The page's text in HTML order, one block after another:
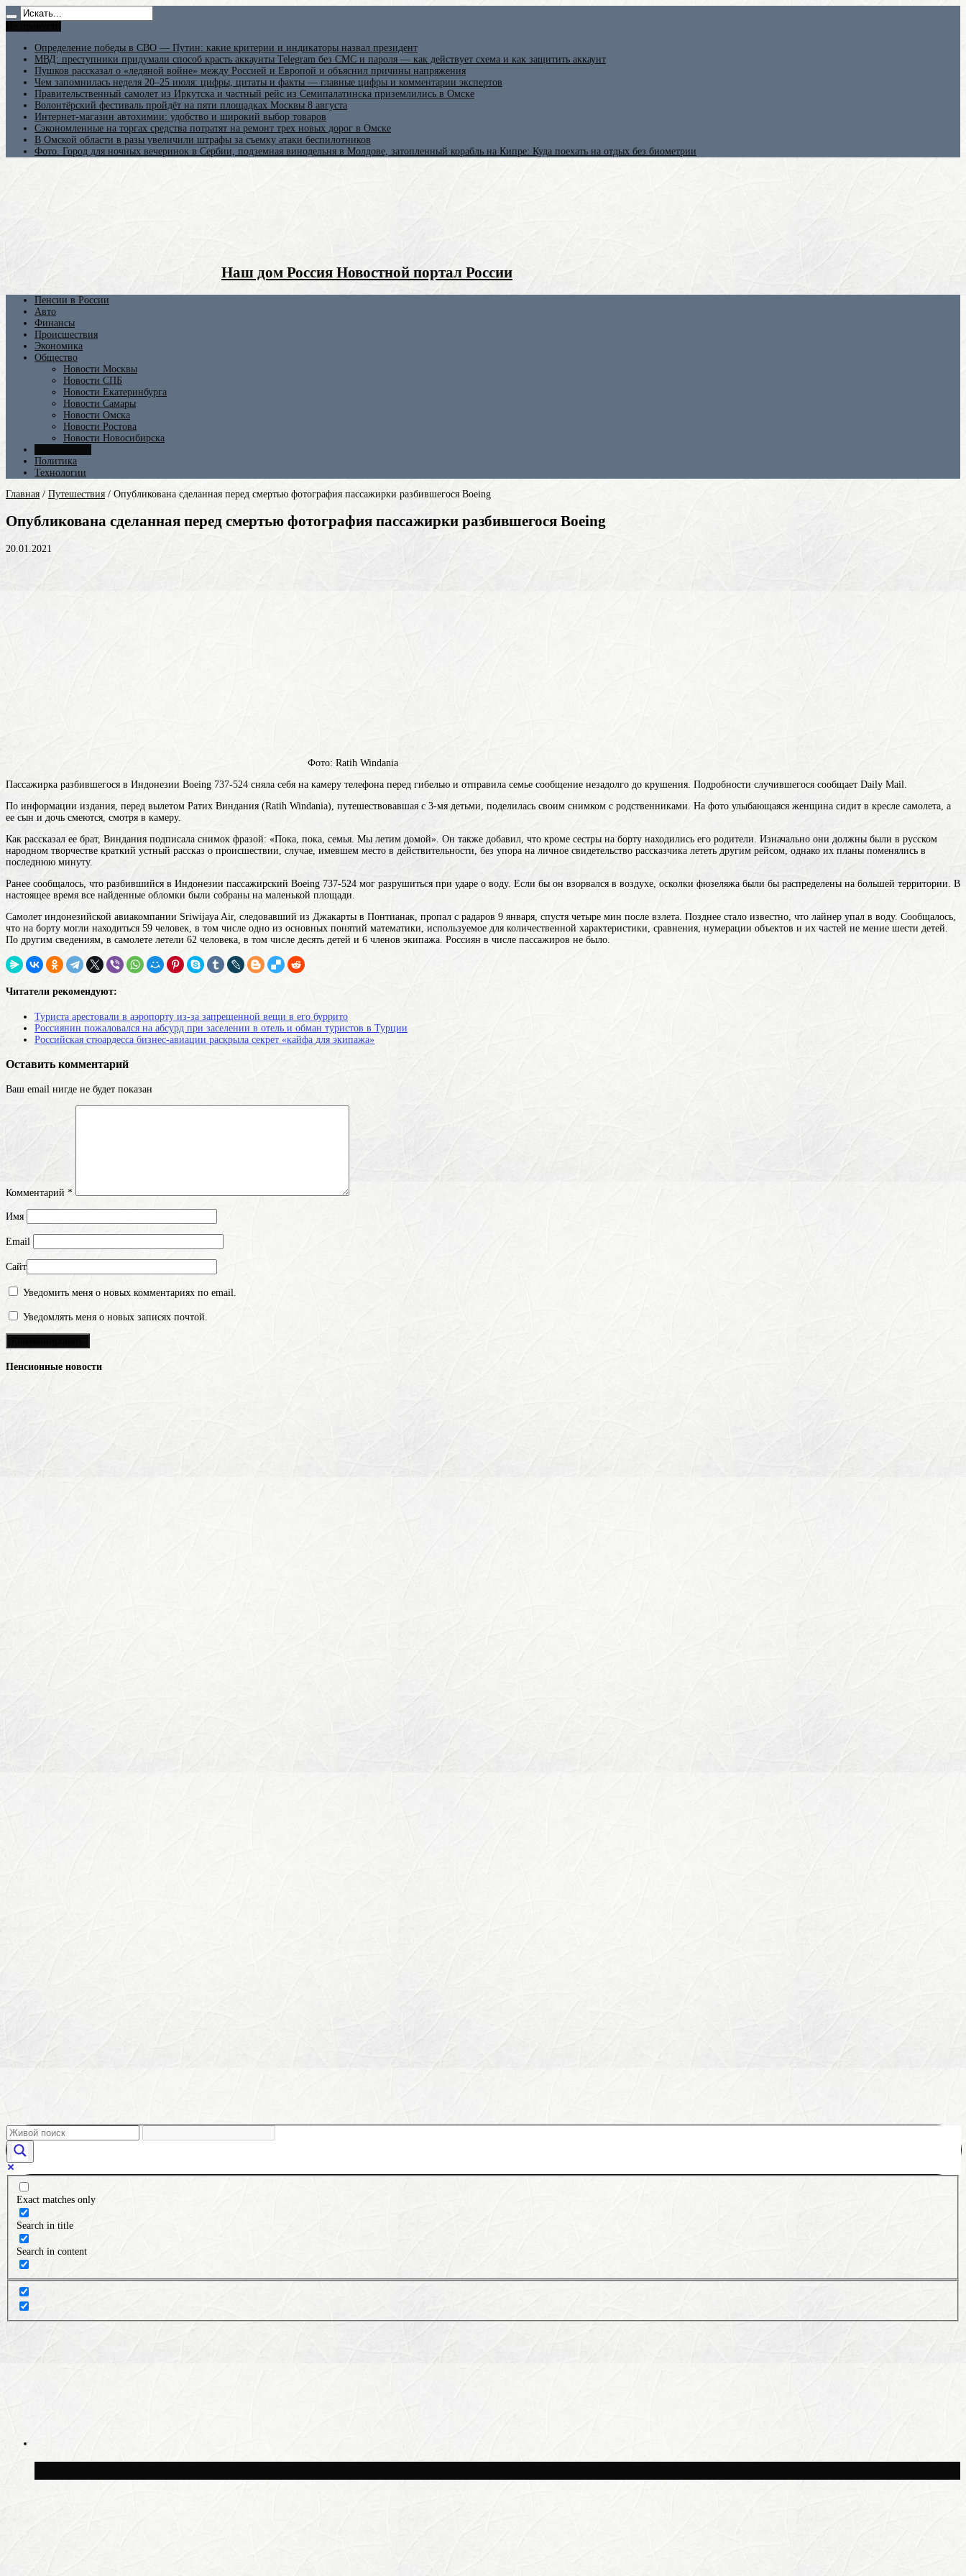
Определение победы в СВО — Путин: какие критерии и индикаторы назвал президент
МВД: преступники придумали способ красть аккаунты Telegram без СМС и пароля — как действует схема и как защитить аккаунт
Пушков рассказал о «ледяной войне» между Россией и Европой и объяснил причины напряжения
Чем запомнилась неделя 20–25 июля: цифры, цитаты и факты — главные цифры и комментарии экспертов
Правительственный самолет из Иркутска и частный рейс из Семипалатинска приземлились в Омске
Волонтёрский фестиваль пройдёт на пяти площадках Москвы 8 августа
Интернет-магазин автохимии: удобство и широкий выбор товаров
Сэкономленные на торгах средства потратят на ремонт трех новых дорог в Омске
В Омской области в разы увеличили штрафы за съемку атаки беспилотников
Фото. Город для ночных вечеринок в Сербии, подземная винодельня в Молдове, затопленный корабль на Кипре: Куда поехать на отдых без биометрии
Наш дом Россия Новостной портал России
Пенсии в России
Авто
Финансы
Происшествия
Экономика
Общество
Новости Москвы
Новости СПБ
Новости Екатеринбурга
Новости Самары
Новости Омска
Новости Ростова
Новости Новосибирска
Политика
Технологии
Главная / Путешествия / Опубликована сделанная перед смертью фотография пассажирки разбившегося Boeing
Опубликована сделанная перед смертью фотография пассажирки разбившегося Boeing
20.01.2021
Фото: Ratih Windania
Пассажирка разбившегося в Индонезии Boeing 737-524 сняла себя на камеру телефона перед гибелью и отправила семье сообщение незадолго до крушения. Подробности случившегося сообщает Daily Mail.
По информации издания, перед вылетом Ратих Виндания (Ratih Windania), путешествовавшая с 3-мя детьми, поделилась своим снимком с родственниками. На фото улыбающаяся женщина сидит в кресле самолета, а
ее сын и дочь смеются, смотря в камеру.
Как рассказал ее брат, Виндания подписала снимок фразой: «Пока, пока, семья. Мы летим домой». Он также добавил, что кроме сестры на борту находились его родители. Изначально они должны были в русском
народном творчестве краткий устный рассказ о происшествии, случае, имевшем место в действительности, без упора на личное свидетельство рассказчика лететь другим рейсом, однако их планы поменялись в
последнюю минуту.
Ранее сообщалось, что разбившийся в Индонезии пассажирский Boeing 737-524 мог разрушиться при ударе о воду. Если бы он взорвался в воздухе, осколки фюзеляжа были бы распределены на большей территории. В
настоящее время все найденные обломки были собраны на маленькой площади.
Самолет индонезийской авиакомпании Sriwijaya Air, следовавший из Джакарты в Понтианак, пропал с радаров 9 января, спустя четыре мин после взлета. Позднее стало известно, что лайнер упал в воду. Сообщалось,
что на борту могли находиться 59 человек, в том числе одно из основных понятий математики, используемое для количественной характеристики, сравнения, нумерации объектов и их частей не мение шести детей.
По другим сведениям, в самолете летели 62 человека, в том числе десять детей и 6 членов экипажа. Россиян в числе пассажиров не было.
Читатели рекомендуют:
Туриста арестовали в аэропорту из-за запрещенной вещи в его буррито
Россиянин пожаловался на абсурд при заселении в отель и обман туристов в Турции
Российская стюардесса бизнес-авиации раскрыла секрет «кайфа для экипажа»
Оставить комментарий
Ваш email нигде не будет показан
Комментарий *
Имя
Email
Сайт
Уведомить меня о новых комментариях по email.
Уведомлять меня о новых записях почтой.
Пенсионные новости
Exact matches only
Search in title
Search in content